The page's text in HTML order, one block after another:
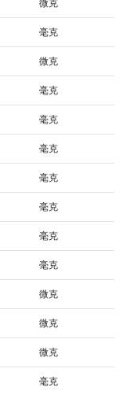
微克
毫克
微克
毫克
毫克
毫克
毫克
毫克
毫克
毫克
微克
微克
微克
毫克